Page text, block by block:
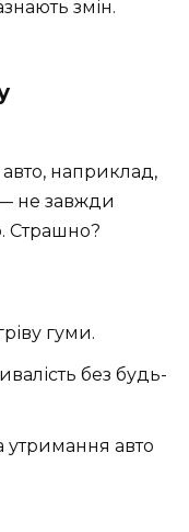
змін.
наприклад,
— не завжди
Страшно?
гуми.
без будь-
утримання авто